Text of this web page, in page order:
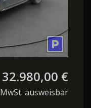
32.980,00 €
MwSt. ausweisbar